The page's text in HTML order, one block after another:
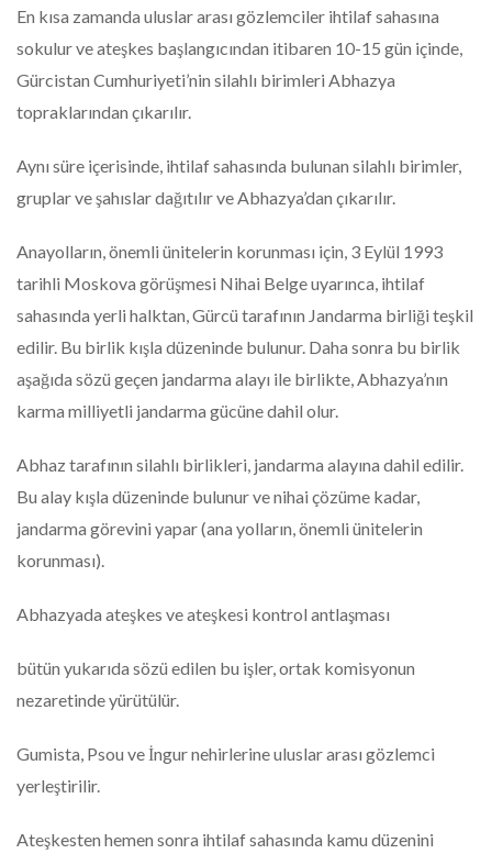
En kısa zamanda uluslar arası gözlemciler ihtilaf sahasına
sokulur ve ateşkes başlangıcından itibaren 10-15 gün içinde,
Gürcistan Cumhuriyeti’nin silahlı birimleri Abhazya
topraklarından çıkarılır.
Aynı süre içerisinde, ihtilaf sahasında bulunan silahlı birimler,
gruplar ve şahıslar dağıtılır ve Abhazya’dan çıkarılır.
Anayolların, önemli ünitelerin korunması için, 3 Eylül 1993
tarihli Moskova görüşmesi Nihai Belge uyarınca, ihtilaf
sahasında yerli halktan, Gürcü tarafının Jandarma birliği teşkil
edilir. Bu birlik kışla düzeninde bulunur. Daha sonra bu birlik
aşağıda sözü geçen jandarma alayı ile birlikte, Abhazya’nın
karma milliyetli jandarma gücüne dahil olur.
Abhaz tarafının silahlı birlikleri, jandarma alayına dahil edilir.
Bu alay kışla düzeninde bulunur ve nihai çözüme kadar,
jandarma görevini yapar (ana yolların, önemli ünitelerin
korunması).
Abhazyada ateşkes ve ateşkesi kontrol antlaşması
bütün yukarıda sözü edilen bu işler, ortak komisyonun
nezaretinde yürütülür.
Gumista, Psou ve İngur nehirlerine uluslar arası gözlemci
yerleştirilir.
Ateşkesten hemen sonra ihtilaf sahasında kamu düzenini